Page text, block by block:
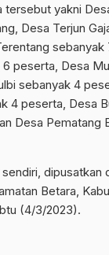
tersebut yakni
Desa Terjun
sebanyak
peserta, Desa
sebanyak 4
4 peserta, Desa
Desa Pematang
dipusatkan
Betara,
(4/3/2023).